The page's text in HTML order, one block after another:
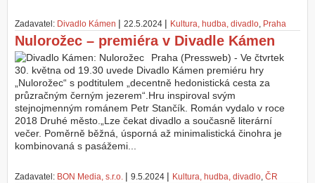
l
o
ž
i
t
ú
č
e
t
Zadavatel: Divadlo Kámen | 22.5.2024 | Kultura, hudba, divadlo, Praha
Nulorožec – premiéra v Divadle Kámen
Praha (Pressweb) - Ve čtvrtek
30. května od 19.30 uvede Divadlo Kámen premiéru hry
„Nulorožec“ s podtitulem „decentně hedonistická cesta za
průzračným černým jezerem“.Hru inspiroval svým
stejnojmenným románem Petr Stančík. Román vydalo v roce
2018 Druhé město.„Lze čekat divadlo a současně literární
večer. Poměrně běžná, úsporná až minimalistická činohra je
kombinovaná s pasážemi...
Zadavatel: BON Media, s.r.o. | 9.5.2024 | Kultura, hudba, divadlo, ČR